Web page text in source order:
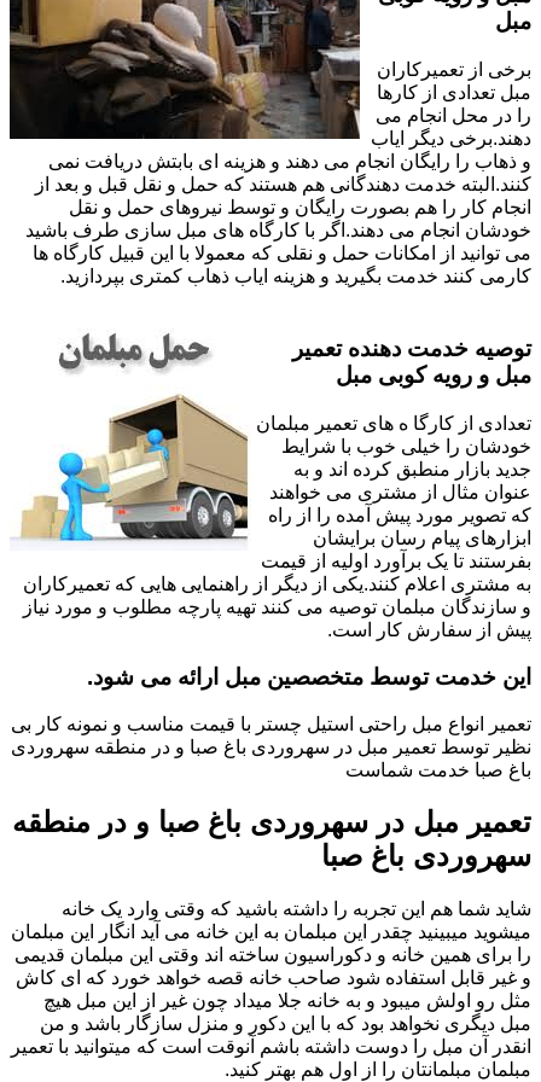
مبل
برخی از تعمیرکاران
مبل تعدادی از کارها
را در محل انجام می
دهند.برخی دیگر ایاب
و ذهاب را رایگان انجام می دهند و هزینه ای بابتش دریافت نمی
کنند.البته خدمت دهندگانی هم هستند که حمل و نقل قبل و بعد از
انجام کار را هم بصورت رایگان و توسط نیروهای حمل و نقل
خودشان انجام می دهند.اگر با کارگاه های مبل سازی طرف باشید
می توانید از امکانات حمل و نقلی که معمولا با این قبیل کارگاه ها
کارمی کنند خدمت بگیرید و هزینه ایاب ذهاب کمتری بپردازید.
توصیه خدمت دهنده تعمیر
مبل و رویه کوبی مبل
تعدادی از کارگا ه های تعمیر مبلمان
خودشان را خیلی خوب با شرایط
جدید بازار منطبق کرده اند و به
عنوان مثال از مشتری می خواهند
که تصویر مورد پیش آمده را از راه
ابزارهای پیام رسان برایشان
بفرستند تا یک برآورد اولیه از قیمت
به مشتری اعلام کنند.یکی از دیگر از راهنمایی هایی که تعمیرکاران
و سازندگان مبلمان توصیه می کنند تهیه پارچه مطلوب و مورد نیاز
پیش از سفارش کار است.
این خدمت توسط متخصصین مبل ارائه می شود.
تعمیر انواع مبل راحتی استیل چستر با قیمت مناسب و نمونه کار بی
نظیر توسط تعمیر مبل در سهروردی باغ صبا و در منطقه سهروردی
باغ صبا خدمت شماست
تعمیر مبل در سهروردی باغ صبا و در منطقه
سهروردی باغ صبا
شاید شما هم این تجربه را داشته باشید که وقتی وارد یک خانه
میشوید میبینید چقدر این مبلمان به این خانه می آید انگار این مبلمان
را برای همین خانه و دکوراسیون ساخته اند وقتی این مبلمان قدیمی
و غیر قابل استفاده شود صاحب خانه قصه خواهد خورد که ای کاش
مثل رو اولش میبود و به خانه جلا میداد چون غیر از این مبل هیچ
مبل دیگری نخواهد بود که با این دکور و منزل سازگار باشد و من
انقدر آن مبل را دوست داشته باشم آنوقت است که میتوانید با تعمیر
مبلمان مبلمانتان را از اول هم بهتر کنید.